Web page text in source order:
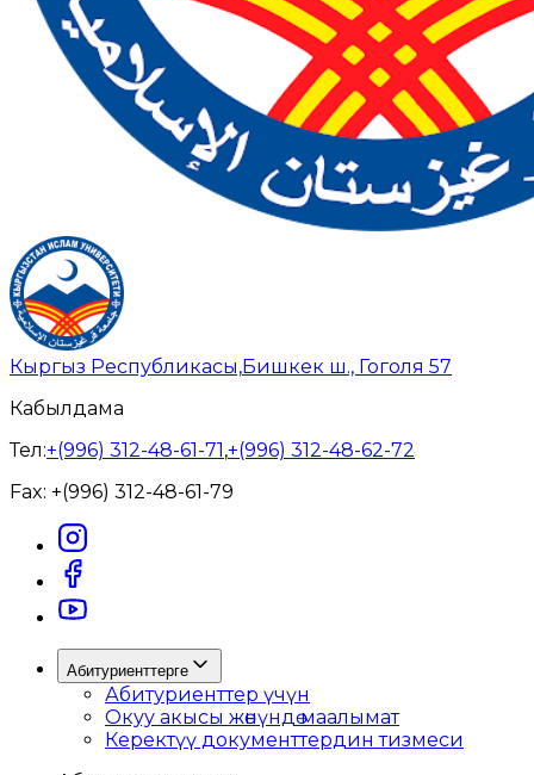
Кыргыз Республикасы,Бишкек ш., Гоголя 57
Кабылдама
Тел:+(996) 312-48-61-71,+(996) 312-48-62-72
Fax: +(996) 312-48-61-79
Абитуриенттерге
Абитуриенттер үчүн
Окуу акысы жөнүндө маалымат
Керектүү документтердин тизмеси